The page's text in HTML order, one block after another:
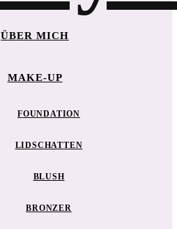
ÜBER MICH
MAKE-UP
FOUNDATION
LIDSCHATTEN
BLUSH
BRONZER